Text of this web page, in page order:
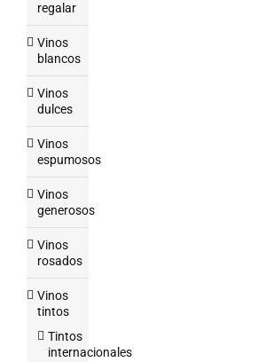
regalar
Vinos
blancos
Vinos
dulces
Vinos
espumosos
Vinos
generosos
Vinos
rosados
Vinos
tintos
Tintos
internacionales